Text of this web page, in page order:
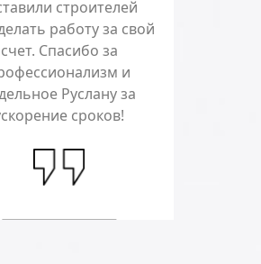
строителей
работу за свой
счет. Спасибо за
и
Руслану за
сроков!